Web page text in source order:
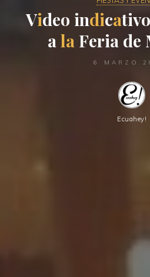
Video indicativo
ala Feria de
6 MARZO
Ecuahey!